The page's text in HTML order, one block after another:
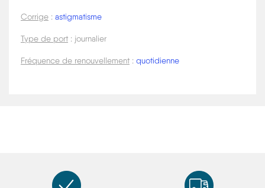
Corrige : astigmatisme
Type de port : journalier
Fréquence de renouvellement : quotidienne